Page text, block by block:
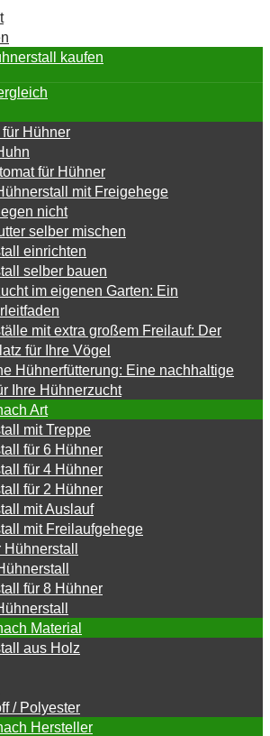
kaufen
für Hühner
für Hühner
mit Freigehege
nicht
selber mischen
einrichten
selber bauen
im eigenen Garten: Ein
mit extra großem Freilauf: Der
für Ihre Vögel
Hühnerfütterung: Eine nachhaltige
Ihre Hühnerzucht
Art
mit Treppe
für 6 Hühner
für 4 Hühner
für 2 Hühner
mit Auslauf
mit Freilaufgehege
Hühnerstall
für 8 Hühner
Material
aus Holz
/ Polyester
Hersteller